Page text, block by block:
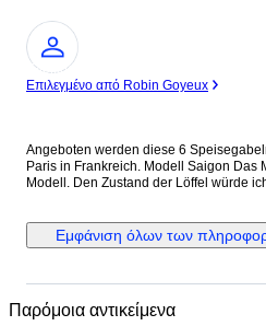
Ειδικός
Επιλεγμένο από Robin Goyeux
Angeboten werden diese 6
Paris in Frankreich. Modell Saigon Das Modell Saigon ist ein sehr altes
Modell. Den Zustand der Löffel würde ich als hervorragend bezeichnen.
20,5 cm Gewicht ca. 77 g
Εμφάνιση όλων των
Παρόμοια αντικείμενα